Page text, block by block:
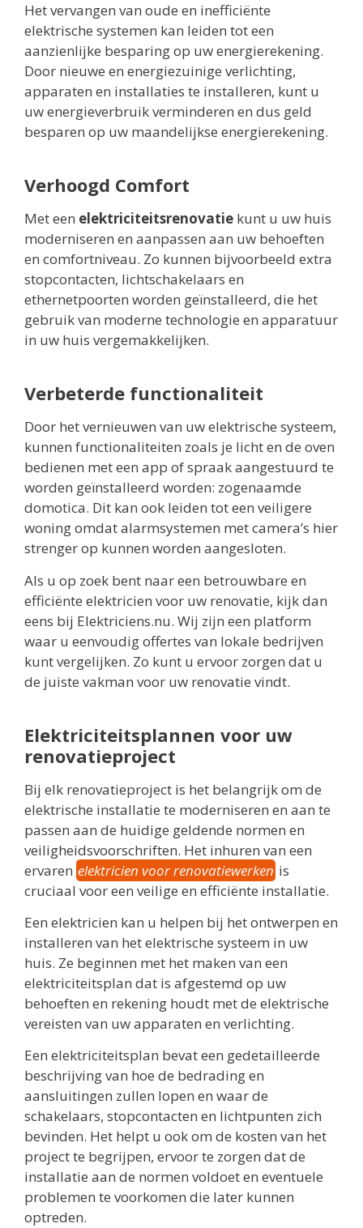
Het vervangen van oude en inefficiënte
elektrische systemen kan leiden tot een
aanzienlijke besparing op uw energierekening.
Door nieuwe en energiezuinige verlichting,
apparaten en installaties te installeren, kunt u
uw energieverbruik verminderen en dus geld
besparen op uw maandelijkse energierekening.
Verhoogd Comfort
Met een elektriciteitsrenovatie kunt u uw huis
moderniseren en aanpassen aan uw behoeften
en comfortniveau. Zo kunnen bijvoorbeeld extra
stopcontacten, lichtschakelaars en
ethernetpoorten worden geïnstalleerd, die het
gebruik van moderne technologie en apparatuur
in uw huis vergemakkelijken.
Verbeterde functionaliteit
Door het vernieuwen van uw elektrische systeem,
kunnen functionaliteiten zoals je licht en de oven
bedienen met een app of spraak aangestuurd te
worden geïnstalleerd worden: zogenaamde
domotica. Dit kan ook leiden tot een veiligere
woning omdat alarmsystemen met camera’s hier
strenger op kunnen worden aangesloten.
Als u op zoek bent naar een betrouwbare en
efficiënte elektricien voor uw renovatie, kijk dan
eens bij Elektriciens.nu. Wij zijn een platform
waar u eenvoudig offertes van lokale bedrijven
kunt vergelijken. Zo kunt u ervoor zorgen dat u
de juiste vakman voor uw renovatie vindt.
Elektriciteitsplannen voor uw
renovatieproject
Bij elk renovatieproject is het belangrijk om de
elektrische installatie te moderniseren en aan te
passen aan de huidige geldende normen en
veiligheidsvoorschriften. Het inhuren van een
ervaren elektricien voor renovatiewerken is
cruciaal voor een veilige en efficiënte installatie.
Een elektricien kan u helpen bij het ontwerpen en
installeren van het elektrische systeem in uw
huis. Ze beginnen met het maken van een
elektriciteitsplan dat is afgestemd op uw
behoeften en rekening houdt met de elektrische
vereisten van uw apparaten en verlichting.
Een elektriciteitsplan bevat een gedetailleerde
beschrijving van hoe de bedrading en
aansluitingen zullen lopen en waar de
schakelaars, stopcontacten en lichtpunten zich
bevinden. Het helpt u ook om de kosten van het
project te begrijpen, ervoor te zorgen dat de
installatie aan de normen voldoet en eventuele
problemen te voorkomen die later kunnen
optreden.